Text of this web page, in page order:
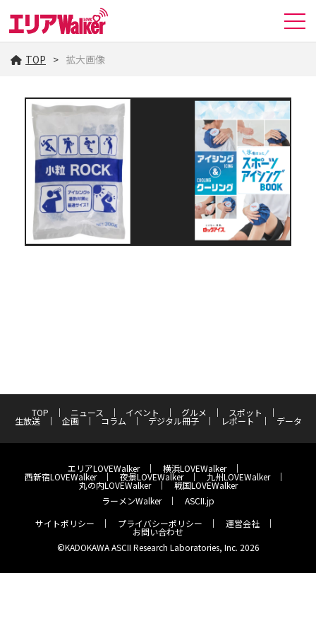
TOP 拡大画像
TOP ニュース イベント グルメ スポット
生放送 企画 コラム デジタル冊子 レポート データ
エリアLOVEWalker 横浜LOVEWalker
西新宿LOVEWalker 夜景LOVEWalker 九州LOVEWalker
丸の内LOVEWalker
戦国LOVEWalker
ラーメンWalker
ASCII.jp
サイトポリシー
プライバシーポリシー 運営会社
お問い合わせ
©KADOKAWA ASCII Research Laboratories, Inc. 2026